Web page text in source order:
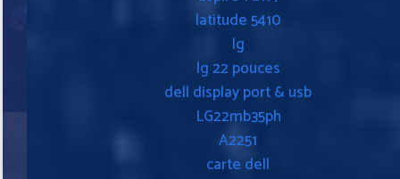
latitude 5410
lg
lg 22 pouces
dell display port & usb
LG22mb35ph
A2251
carte dell